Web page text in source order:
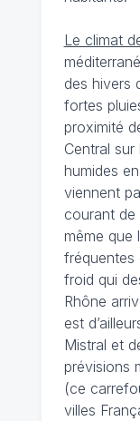
Le climat
des hivers
fortes
proximité
Central sur
humides
viennent
courant de
même que
fréquentes
froid qui
Rhône
est
Mistral et
prévisions
(ce
villes